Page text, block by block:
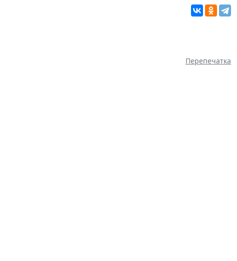
Перепечатка